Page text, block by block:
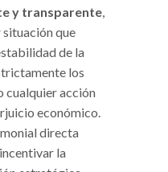
y transparente,
que
de la
los
cualquier acción
económico.
directa
la